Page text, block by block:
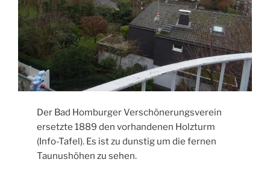
Der Bad Homburger Verschönerungsverein
ersetzte 1889 den vorhandenen Holzturm
(Info-Tafel). Es ist zu dunstig um die fernen
Taunushöhen zu sehen.